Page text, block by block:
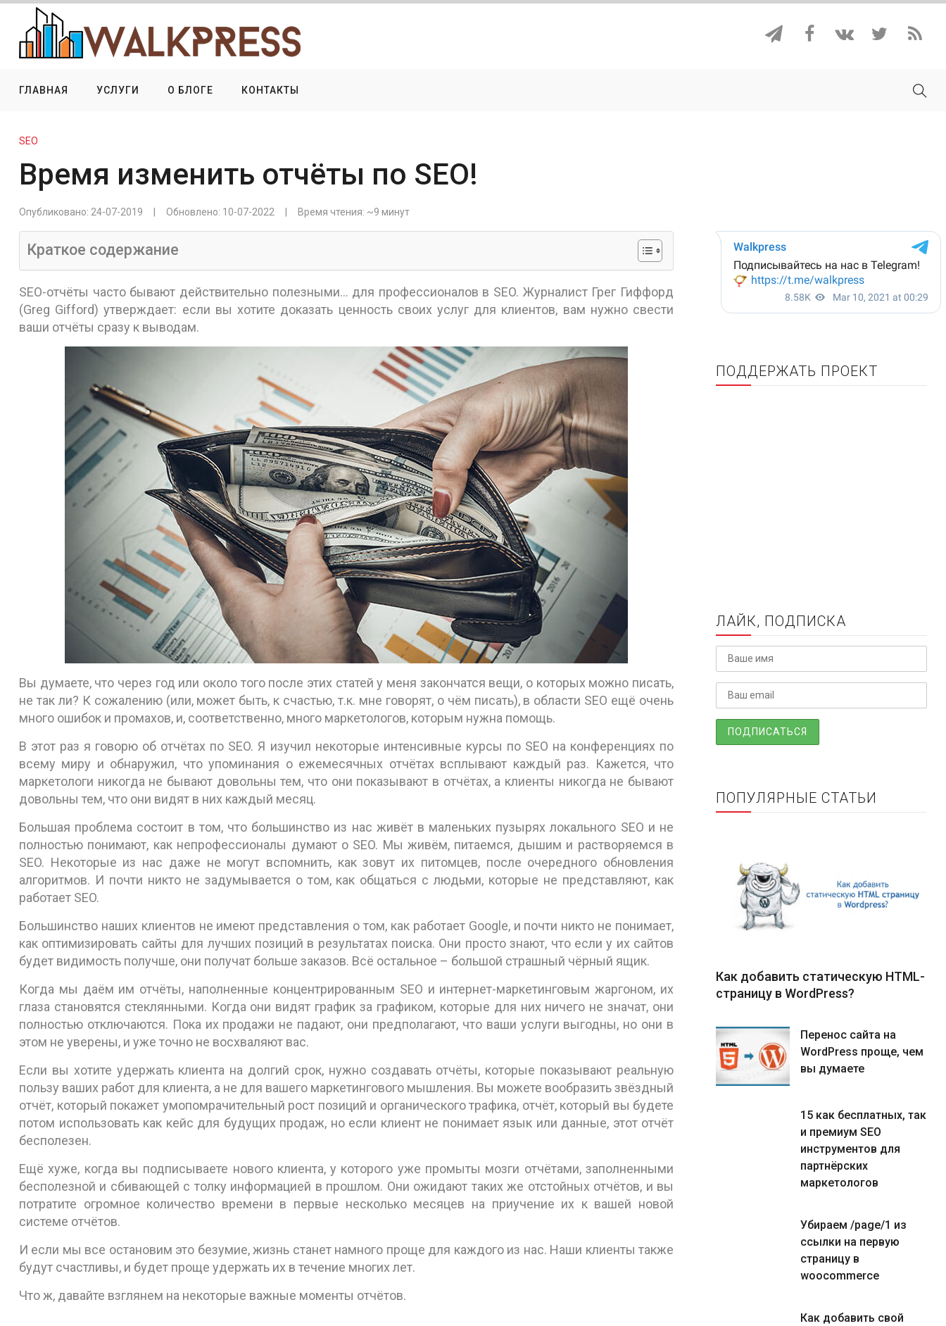
ГЛАВНАЯ УСЛУГИ О БЛОГЕ КОНТАКТЫ
SEO
Время изменить отчёты по SEO!
Опубликовано: 24-07-2019 Обновлено: 10-07-2022 Время чтения: ~9 минут
Краткое содержание
SEO-отчёты часто бывают действительно полезными… для профессионалов в SEO. Журналист Грег Гиффорд
(Greg Gifford) утверждает: если вы хотите доказать ценность своих услуг для клиентов, вам нужно свести
ваши отчёты сразу к выводам.
Вы думаете, что через год или около того после этих статей у меня закончатся вещи, о которых можно писать,
не так ли? К сожалению (или, может быть, к счастью, т.к. мне говорят, о чём писать), в области SEO ещё очень
много ошибок и промахов, и, соответственно, много маркетологов, которым нужна помощь.
В этот раз я говорю об отчётах по SEO. Я изучил некоторые интенсивные курсы по SEO на конференциях по
всему миру и обнаружил, что упоминания о ежемесячных отчётах всплывают каждый раз. Кажется, что
маркетологи никогда не бывают довольны тем, что они показывают в отчётах, а клиенты никогда не бывают
довольны тем, что они видят в них каждый месяц.
Большая проблема состоит в том, что большинство из нас живёт в маленьких пузырях локального SEO и не
полностью понимают, как непрофессионалы думают о SEO. Мы живём, питаемся, дышим и растворяемся в
SEO. Некоторые из нас даже не могут вспомнить, как зовут их питомцев, после очередного обновления
алгоритмов. И почти никто не задумывается о том, как общаться с людьми, которые не представляют, как
работает SEO.
Большинство наших клиентов не имеют представления о том, как работает Google, и почти никто не понимает,
как оптимизировать сайты для лучших позиций в результатах поиска. Они просто знают, что если у их сайтов
будет видимость получше, они получат больше заказов. Всё остальное – большой страшный чёрный ящик.
Когда мы даём им отчёты, наполненные концентрированным SEO и интернет-маркетинговым жаргоном, их
глаза становятся стеклянными. Когда они видят график за графиком, которые для них ничего не значат, они
полностью отключаются. Пока их продажи не падают, они предполагают, что ваши услуги выгодны, но они в
этом не уверены, и уже точно не восхваляют вас.
Если вы хотите удержать клиента на долгий срок, нужно создавать отчёты, которые показывают реальную
пользу ваших работ для клиента, а не для вашего маркетингового мышления. Вы можете вообразить звёздный
отчёт, который покажет умопомрачительный рост позиций и органического трафика, отчёт, который вы будете
потом использовать как кейс для будущих продаж, но если клиент не понимает язык или данные, этот отчёт
бесполезен.
Ещё хуже, когда вы подписываете нового клиента, у которого уже промыты мозги отчётами, заполненными
бесполезной и сбивающей с толку информацией в прошлом. Они ожидают таких же отстойных отчётов, и вы
потратите огромное количество времени в первые несколько месяцев на приучение их к вашей новой
системе отчётов.
И если мы все остановим это безумие, жизнь станет намного проще для каждого из нас. Наши клиенты также
будут счастливы, и будет проще удержать их в течение многих лет.
Что ж, давайте взглянем на некоторые важные моменты отчётов.
ПОДДЕРЖАТЬ ПРОЕКТ
ЛАЙК, ПОДПИСКА
ПОПУЛЯРНЫЕ СТАТЬИ
Как добавить статическую HTML-
страницу в WordPress?
Перенос сайта на
WordPress проще, чем
вы думаете
15 как бесплатных, так
и премиум SEO
инструментов для
партнёрских
маркетологов
Убираем /page/1 из
ссылки на первую
страницу в
woocommerce
Как добавить свой